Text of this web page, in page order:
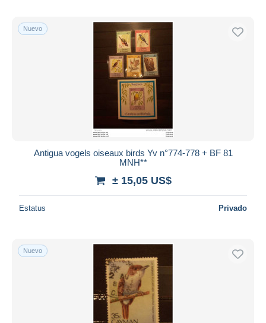
Nuevo
Antigua vogels oiseaux birds Yv n°774-778 + BF 81
MNH**
± 15,05 US$
Estatus Privado
Nuevo